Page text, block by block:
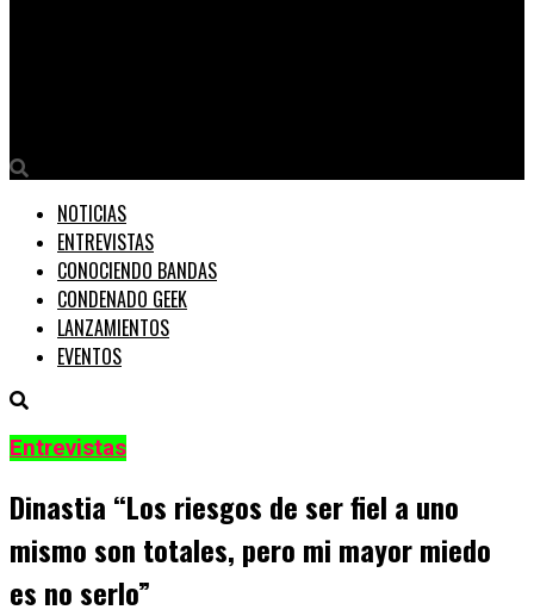
NOTICIAS
ENTREVISTAS
CONOCIENDO BANDAS
CONDENADO GEEK
LANZAMIENTOS
EVENTOS
Entrevistas
Dinastia “Los riesgos de ser fiel a uno
mismo son totales, pero mi mayor miedo
es no serlo”